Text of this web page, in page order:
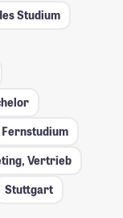
Studium
Fernstudium
Vertrieb
Stuttgart